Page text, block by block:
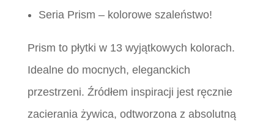
Seria Prism – kolorowe szaleństwo!
Prism to płytki w 13 wyjątkowych kolorach.
Idealne do mocnych, eleganckich
przestrzeni. Źródłem inspiracji jest ręcznie
zacierania żywica, odtworzona z absolutną